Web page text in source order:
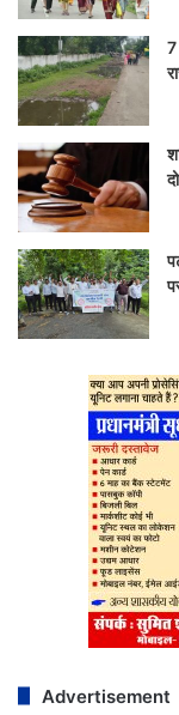
7
Advertisement